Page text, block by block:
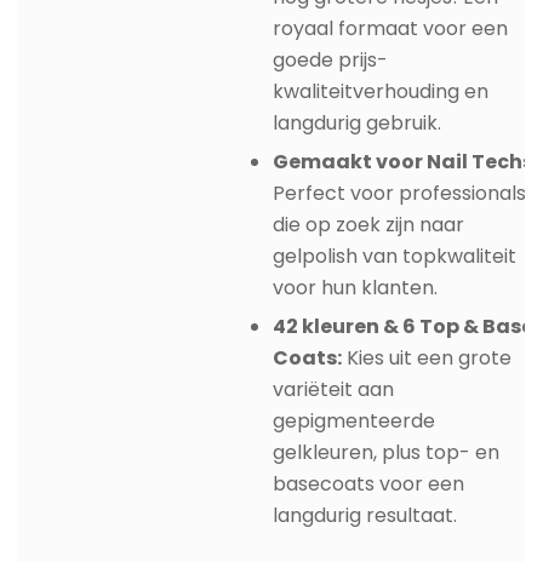
royaal formaat voor een
goede prijs-
kwaliteitverhouding en
langdurig gebruik.
Gemaakt voor Nail Techs:
Perfect voor professionals
die op zoek zijn naar
gelpolish van topkwaliteit
voor hun klanten.
42 kleuren & 6 Top & Base
Coats: Kies uit een grote
variëteit aan
gepigmenteerde
gelkleuren, plus top- en
basecoats voor een
langdurig resultaat.